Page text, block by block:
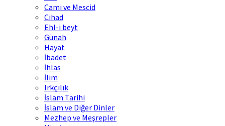
Cami ve Mescid
Cihad
Ehl-i beyt
Günah
Hayat
İbadet
İhlas
İlim
Irkçılık
İslam Tarihi
İslam ve Diğer Dinler
Mezhep ve Meşrepler